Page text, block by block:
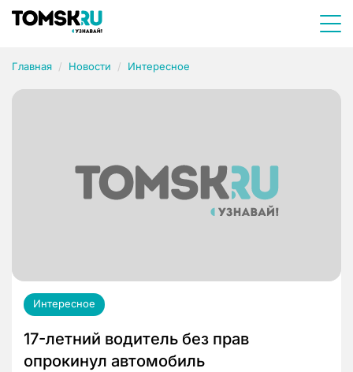
Главная Новости Интересное
Интересное
17-летний водитель без прав
опрокинул автомобиль